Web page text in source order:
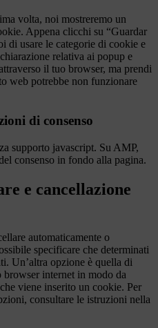
volta, noi mostreremo un
Appena clicchi su “Guardar
di usare le categorie di cookie e
relativa ai popup e
il tuo browser, ma prendi
web potrebbe non funzionare
di consenso
supporto javascript. Su AMP,
consenso in fondo alla pagina.
e cancellazione
automaticamente o
specificare che determinati
Un’altra opzione è quella di
internet in modo da
viene inserito un cookie. Per
consultare le istruzioni nella